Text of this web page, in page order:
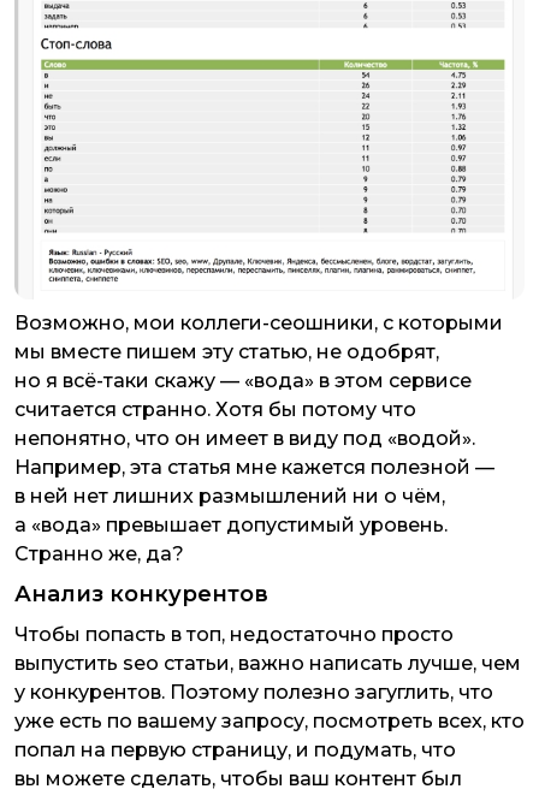
Возможно, мои коллеги-сеошники, с которыми
мы вместе пишем эту статью, не одобрят,
но я всё-таки скажу — «вода» в этом сервисе
считается странно. Хотя бы потому что
непонятно, что он имеет в виду под «водой».
Например, эта статья мне кажется полезной —
в ней нет лишних размышлений ни о чём,
а «вода» превышает допустимый уровень.
Странно же, да?
Анализ конкурентов
Чтобы попасть в топ, недостаточно просто
выпустить seo статьи, важно написать лучше, чем
у конкурентов. Поэтому полезно загуглить, что
уже есть по вашему запросу, посмотреть всех, кто
попал на первую страницу, и подумать, что
вы можете сделать, чтобы ваш контент был